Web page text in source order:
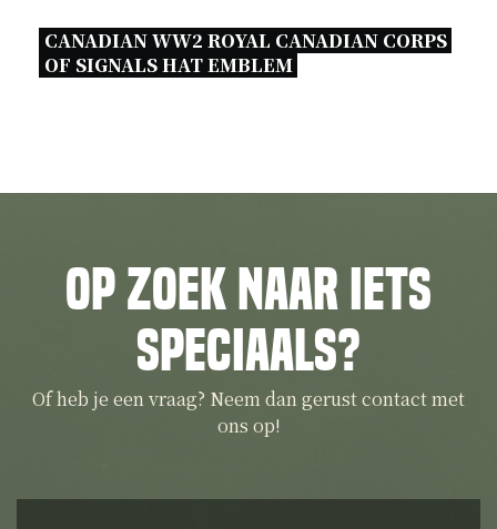
CANADIAN WW2 ROYAL CANADIAN CORPS
OF SIGNALS HAT EMBLEM
Op zoek naar iets
speciaals?
Of heb je een vraag? Neem dan gerust contact met
ons op!